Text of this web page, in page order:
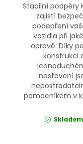
Stabilní podpěry
zajistí
podepření
vozidla při
opravě. Díky
konstrukci
nastavení
pomocníkem v
Skladem